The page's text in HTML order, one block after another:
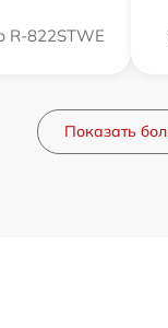
R-822STWE
Показать